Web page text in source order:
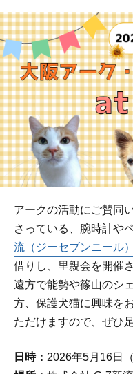
アークの活動にご賛同
さっている、腕時計や
流（ジーセブンニール）
借りし、里親会を開催
遠方で能勢や篠山のシ
方、保護犬猫に興味を
ただけますので、ぜひ
日時： 2026年5月16日